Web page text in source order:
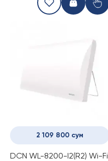
2 109 800 сум
DCN WL-8200-I2(R2) Wi-Fi